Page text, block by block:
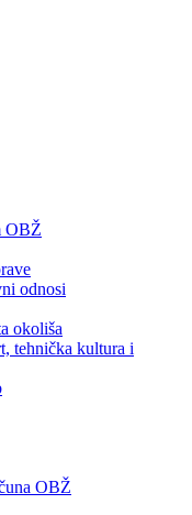
OBŽ
odnosi
okoliša
tehnička kultura i
OBŽ